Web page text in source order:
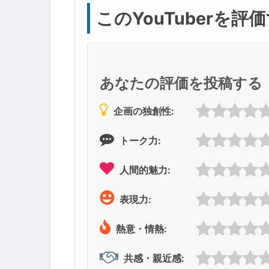
このYouTuberを評
あなたの評価を投稿する
企画の独創性:
トーク力:
人間的魅力:
表現力:
熱意・情熱:
共感・親近感: